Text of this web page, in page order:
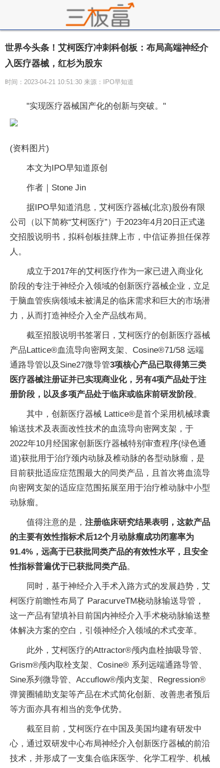
世界今头条！艾柯医疗冲刺科创板：布局高端神经介
入医疗器械，红杉为股东
时间：2023-04-21 10:51:30 来源：IPO早知道
"实现医疗器械国产化的创新与突破。"
(资料图片)
本文为IPO早知道原创
作者｜Stone Jin
据IPO早知道消息，艾柯医疗器械(北京)股份有限
公司（以下简称“艾柯医疗”）于2023年4月20日正式递
交招股说明书，拟科创板挂牌上市，中信证券担任保荐
人。
成立于2017年的艾柯医疗作为一家已进入商业化
阶段的专注于神经介入领域的创新医疗器械企业，立足
于脑血管疾病领域未被满足的临床需求和巨大的市场潜
力，从而打造神经介入全产品线布局。
截至招股说明书签署日，艾柯医疗的创新医疗器械
产品Lattice®血流导向密网支架、Cosine®71/58 远端
通路导管以及Sine27微导管3项核心产品已取得第三类
医疗器械注册证并已实现商业化，另有4项产品处于注
册阶段，以及多项产品处于临床或临床前研发阶段。
其中，创新医疗器械 Lattice®是首个采用机械球囊
输送技术及表面改性技术的血流导向密网支架，于
2022年10月经国家创新医疗器械特别审查程序(绿色通
道)获批用于治疗颈内动脉及椎动脉的各型动脉瘤，是
目前获批适应症范围最大的同类产品，且首次将血流导
向密网支架的适应症范围拓展至用于治疗椎动脉中小型
动脉瘤。
值得注意的是， 注册临床研究结果表明， 这款产品
的主要有效性指标术后12个月动脉瘤成功闭塞率为
91.4%，远高于已获批同类产品的有效性水平，且安全
性指标普遍优于已获批同类产品。
同时，基于神经介入手术入路方式的发展趋势，艾
柯医疗前瞻性布局了 ParacurveTM桡动脉输送导管，
这一产品有望填补目前国内神经介入手术桡动脉输送整
体解决方案的空白，引领神经介入领域的术式变革。
此外，艾柯医疗的Attractor®颅内血栓抽吸导管、
Grism®颅内取栓支架、Cosine® 系列远端通路导管、
Sine系列微导管、Accuflow®颅内支架、Regression®
弹簧圈辅助支架等产品在术式简化创新、改善患者预后
等方面亦具有相当的竞争优势。
截至目前，艾柯医疗在中国及美国均建有研发中
心，通过双研发中心布局神经介入创新医疗器械的前沿
技术，并形成了一支集合临床医学、化学工程学、机械